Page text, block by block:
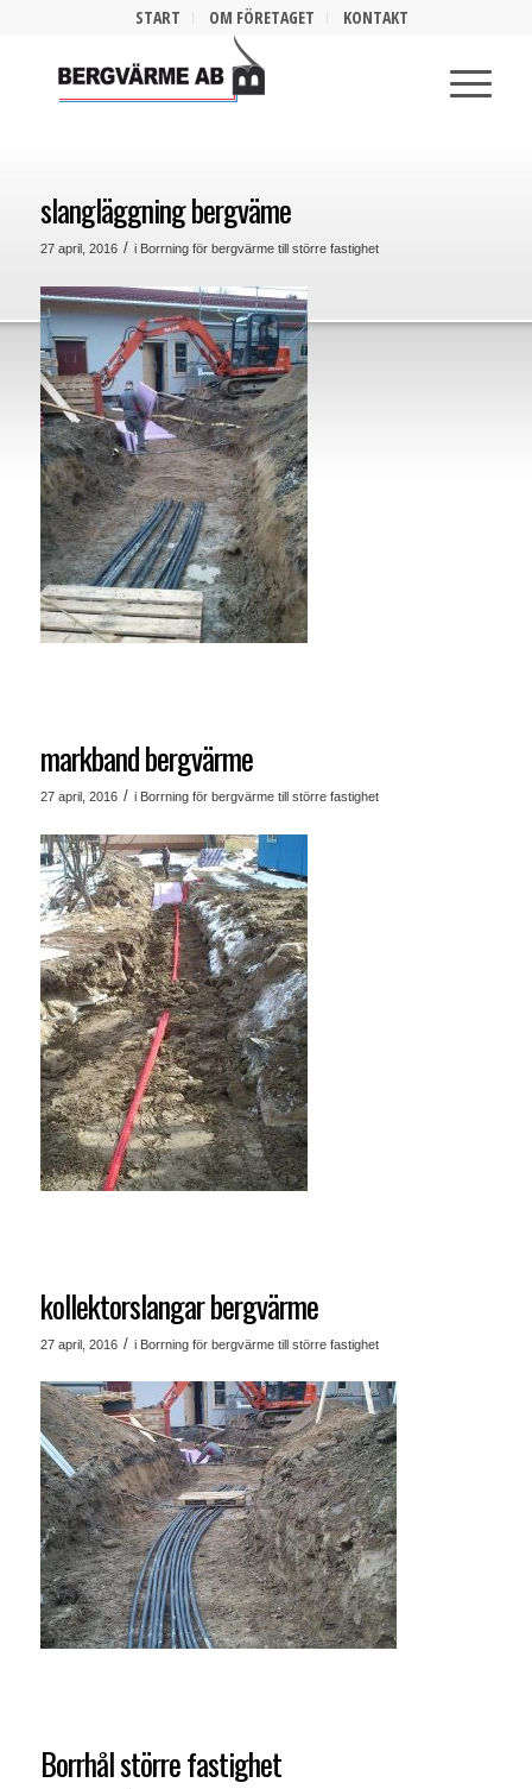
START OM FÖRETAGET KONTAKT
slangläggning bergväme
27 april, 2016 / i Borrning för bergvärme till större fastighet
markband bergvärme
27 april, 2016 / i Borrning för bergvärme till större fastighet
kollektorslangar bergvärme
27 april, 2016 / i Borrning för bergvärme till större fastighet
Borrhål större fastighet